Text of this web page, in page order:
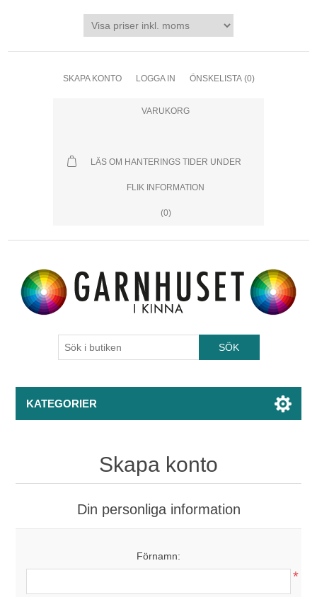
SKAPA KONTO LOGGA IN ÖNSKELISTA (0)
VARUKORG
LÄS OM HANTERINGS TIDER UNDER
FLIK INFORMATION
(0)
KATEGORIER
Skapa konto
Din personliga information
Förnamn:
*